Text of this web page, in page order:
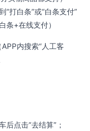
“打白条”或“白条支付”
条+在线支付）
内搜索“人工客
后点击“去结算”；